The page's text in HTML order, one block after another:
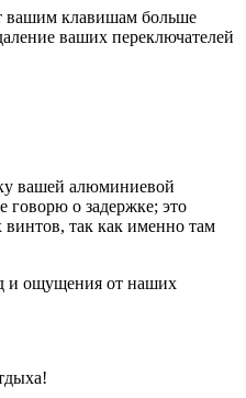
вашим клавишам больше
ваших переключателей
вашей алюминиевой
говорю о задержке; это
так как именно там
и ощущения от наших